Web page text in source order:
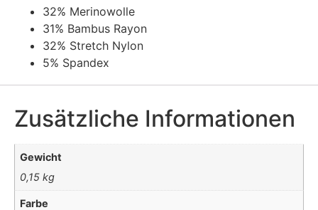
32% Merinowolle
31% Bambus Rayon
32% Stretch Nylon
5% Spandex
Zusätzliche Informationen
Gewicht
0,15 kg
Farbe